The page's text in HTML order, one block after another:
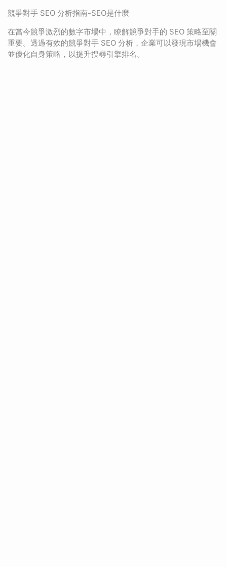
競爭對手 SEO 分析指南-SEO是什麼
在當今競爭激烈的數字市場中，瞭解競爭對手的 SEO 策略至關
重要。透過有效的競爭對手 SEO 分析，企業可以發現市場機會
並優化自身策略，以提升搜尋引擎排名。